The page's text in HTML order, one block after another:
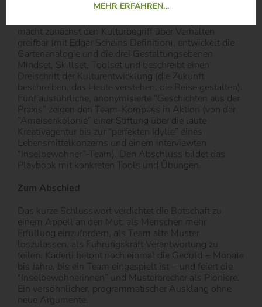
macht zunächst den Kulturbegriff über Verhalten
greifbar (mit Edgar Scheins Definition), entwickelt die
Gartenanalogie und die drei Gestaltungsebenen
Mindset, Skillset, Toolset und beschreibt einen
Dreischritt der Kulturentwicklung (die Zukunft
beschreiben, das Heute verstehen, die Reise gestalten).
Fünf ausführliche, anonymisierte “Geschichten aus der
Praxis” zeigen den Team-Kompass in Aktion (von der
“Ameisenkolonie” einer Stiftung über die laute
Kreativagentur bis zur “perfekten Idylle” eines
Lebensmittelkonzerns und einem interviewten
“Inselbewohner”-Team). Den Abschluss bildet das
Playbook mit konkreten Tools und Übungen.
Zum Abschied
Das kurze Schlusswort verdichtet die Botschaft zu
einem Appell an den Mut: als Menschen mehr
Erfüllung einzufordern, als Team alte Muster
loszulassen, als Führungskraft Verantwortung zu
teilen. Kaderli betont noch einmal die Geduld − Monate
bis Jahre, bis ein Team eingespielt ist − und feiert die
“Inselbewohnerinnen” und Musterbrecher als Pioniere.
Ein versöhnlicher, programmatischer Ausklang ohne
neue Argumente.
MEHR ERFAHREN…